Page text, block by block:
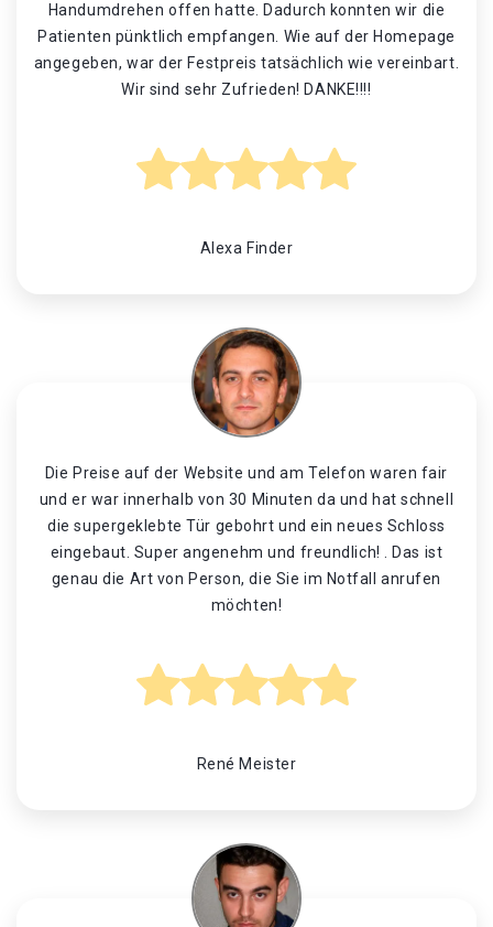
Handumdrehen offen hatte. Dadurch konnten wir die
Patienten pünktlich empfangen. Wie auf der Homepage
angegeben, war der Festpreis tatsächlich wie vereinbart.
Wir sind sehr Zufrieden! DANKE!!!!
Alexa Finder
Die Preise auf der Website und am Telefon waren fair
und er war innerhalb von 30 Minuten da und hat schnell
die supergeklebte Tür gebohrt und ein neues Schloss
eingebaut. Super angenehm und freundlich! . Das ist
genau die Art von Person, die Sie im Notfall anrufen
möchten!
René Meister